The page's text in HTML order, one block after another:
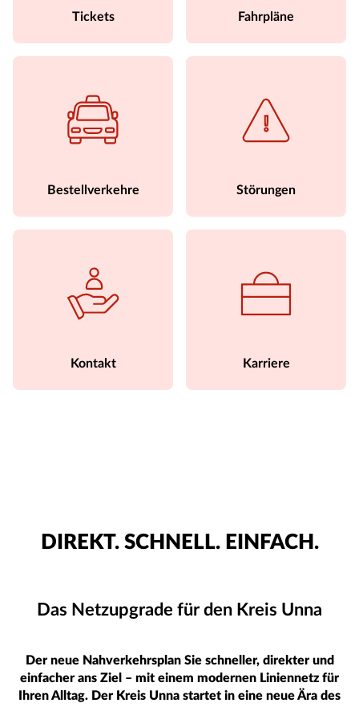
Tickets Fahrpläne
Bestellverkehre Störungen
Kontakt Karriere
DIREKT. SCHNELL. EINFACH.
Das Netzupgrade für den Kreis Unna
Der neue Nahverkehrsplan Sie schneller, direkter und
einfacher ans Ziel – mit einem modernen Liniennetz für
Ihren Alltag. Der Kreis Unna startet in eine neue Ära des